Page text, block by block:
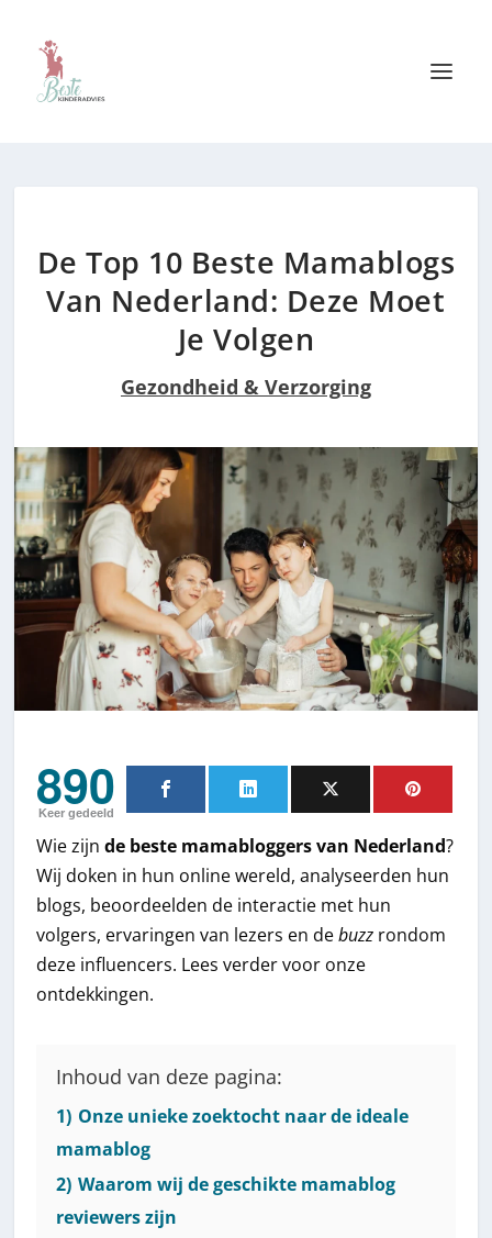
De Top 10 Beste Mamablogs
Van Nederland: Deze Moet
Je Volgen
Gezondheid & Verzorging
890
Keer gedeeld
Wie zijnde beste mamabloggers van Nederland?
Wij doken in hun online wereld, analyseerden hun
blogs, beoordeelden de interactie met hun
volgers, ervaringen van lezers en debuzz rondom
deze influencers. Lees verder voor onze
ontdekkingen.
Inhoud van deze pagina:
1) Onze unieke zoektocht naar de ideale
mamablog
2) Waarom wij de geschikte mamablog
reviewers zijn